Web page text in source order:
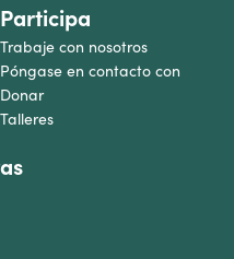
Participa
Trabaje con nosotros
Póngase en contacto con
Donar
Talleres